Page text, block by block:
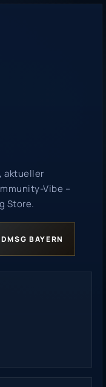
aktueller
Vibe –
Store.
BAYERN